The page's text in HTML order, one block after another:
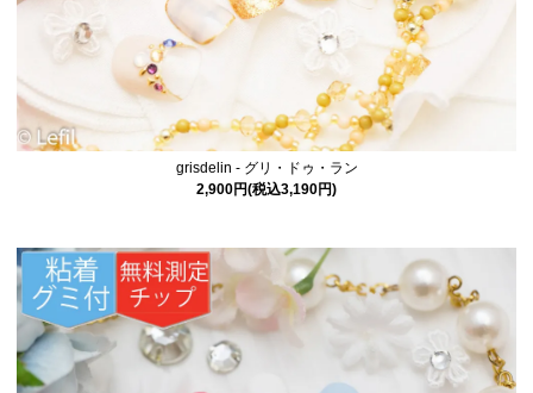
grisdelin - グリ・ドゥ・ラン
2,900円(税込3,190円)